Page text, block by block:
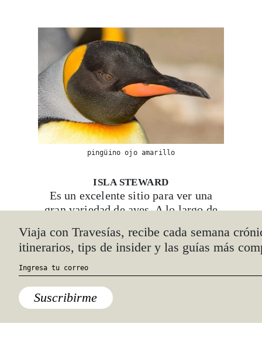
pingüino ojo amarillo
ISLA STEWARD
Es un excelente sitio para ver una
gran variedad de aves. A lo largo de
colonias de pingüinos azules y unos
cuantos de ojo amarillo.
Viaja con Travesías, recibe cada semana
itinerarios, tips de insider y las guías más
Suscribirme